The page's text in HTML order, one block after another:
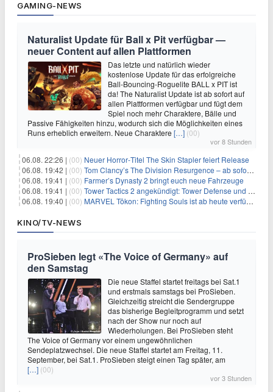
GAMING-NEWS
Naturalist Update für Ball x Pit verfügbar —
neuer Content auf allen Plattformen
Das letzte und natürlich wieder
kostenlose Update für das erfolgreiche
Ball-Bouncing-Roguelite BALL x PIT ist
da! The Naturalist Update ist ab sofort auf
allen Plattformen verfügbar und fügt dem
Spiel noch mehr Charaktere, Bälle und
Passive Fähigkeiten hinzu, wodurch sich die Möglichkeiten eines
Runs erheblich erweitern. Neue Charaktere […] (00)
vor 8 Stunden
06.08. 22:26 | (00) Neuer Horror‑Titel The Skin Stapler feiert Release
06.08. 19:42 | (00) Tom Clancy’s The Division Resurgence – ab sofort für euch verfügbar
06.08. 19:41 | (00) Farmer’s Dynasty 2 bringt euch neue Fahrzeuge
06.08. 19:41 | (00) Tower Tactics 2 angekündigt: Tower Defense und Deckbuilding Kombo kehrt zurück
06.08. 19:40 | (00) MARVEL Tōkon: Fighting Souls ist ab heute verfügbar
KINO/TV-NEWS
ProSieben legt «The Voice of Germany» auf
den Samstag
Die neue Staffel startet freitags bei Sat.1
und erstmals samstags bei ProSieben.
Gleichzeitig streicht die Sendergruppe
das bisherige Begleitprogramm und setzt
nach der Show nur noch auf
Wiederholungen. Bei ProSieben steht
The Voice of Germany vor einem ungewöhnlichen
Sendeplatzwechsel. Die neue Staffel startet am Freitag, 11.
September, bei Sat.1. ProSieben steigt einen Tag später, am
[…] (00)
vor 3 Stunden